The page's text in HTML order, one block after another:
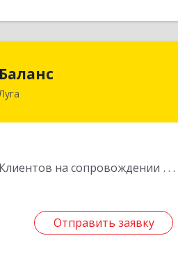
Баланс
Луга
Клиентов на сопровождении
Отправить заявку
Отправить заявку